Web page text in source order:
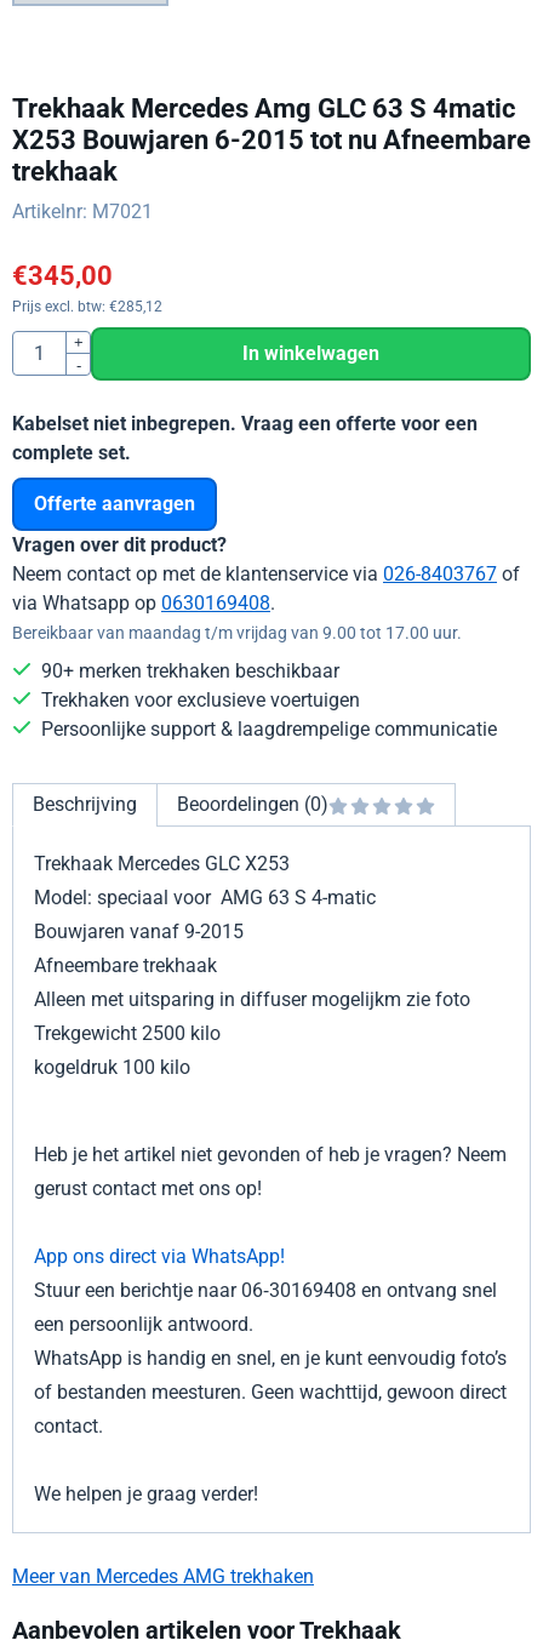
Trekhaak Mercedes Amg GLC 63 S 4matic
X253 Bouwjaren 6-2015 tot nu Afneembare
trekhaak
Artikelnr: M7021
€345,00
Prijs excl. btw: €285,12
Aantal
+
-
In winkelwagen
Kabelset niet inbegrepen. Vraag een offerte voor een
complete set.
Offerte aanvragen
Vragen over dit product?
Neem contact op met de klantenservice via 026-8403767 of
via Whatsapp op 0630169408.
Bereikbaar van maandag t/m vrijdag van 9.00 tot 17.00 uur.
90+ merken trekhaken beschikbaar
Trekhaken voor exclusieve voertuigen
Persoonlijke support & laagdrempelige communicatie
Beschrijving Beoordelingen (0)
Trekhaak Mercedes GLC X253
Model: speciaal voor AMG 63 S 4-matic
Bouwjaren vanaf 9-2015
Afneembare trekhaak
Alleen met uitsparing in diffuser mogelijkm zie foto
Trekgewicht 2500 kilo
kogeldruk 100 kilo
Heb je het artikel niet gevonden of heb je vragen? Neem
gerust contact met ons op!
App ons direct via WhatsApp!
Stuur een berichtje naar 06‑30169408 en ontvang snel
een persoonlijk antwoord.
WhatsApp is handig en snel, en je kunt eenvoudig foto’s
of bestanden meesturen. Geen wachttijd, gewoon direct
contact.
We helpen je graag verder!
Meer van Mercedes AMG trekhaken
Aanbevolen artikelen voorTrekhaak